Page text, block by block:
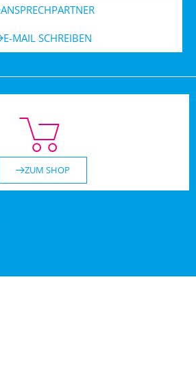
ANSPRECHPARTNER
E-MAIL SCHREIBEN
ZUM SHOP